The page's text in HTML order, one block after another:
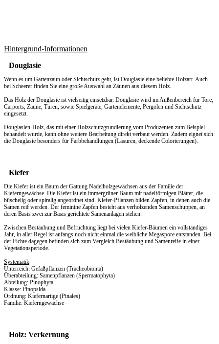
Hintergrund-Informationen
Douglasie
Wenn es um Gartenzaun oder Sichtschutz geht, ist Douglasie eine beliebte Holzart. Auch
bei Scheerer finden Sie eine große Auswahl an Zäunen aus diesem Holz.
Das Holz der Douglasie ist vielseitig einsetzbar. Douglasie wird im Außenbereich für Tore,
Carports, Zäune, Türen, sowie Spielgeräte, Gartenelemente, Pergolen und Sichtschutz
eingesetzt.
Douglasien-Holz, das mit einer Holzschutzgrundierung vom Produzenten zum Beispiel
behandelt wurde, kann ohne weitere Bearbeitung direkt verbaut werden. Zudem eignet sich
die Douglasie besonders für Farbbehandlungen (Lasuren, deckende Colorierungen).
Kiefer
Die Kiefer ist ein Baum der Gattung Nadelholzgewächsen aus der Familie der
Kieferngewächse. Die Kiefer ist ein immergrüner Baum mit nadelförmigen Blätter, die
büschelig oder spiralig angeordnet sind. Kiefer-Pflanzen bilden Zapfen, in denen auch die
Samen reif werden. Der feminine Zapfen besteht aus verholzenden Samenschuppen, an
deren Basis zwei zur Basis gerichtete Samenanlagen stehen.
Zwischen Bestäubung und Befruchtung liegt bei vielen Kiefer-Bäumen ein vollständiges
Jahr, in aller Regel ist anfangs noch nicht einmal die weibliche Megaspore entstanden. Bei
der Fichte dagegen befinden sich zum Vergleich Bestäubung und Samenreife in einer
Vegetationsperiode.
Systematik
Unterreich: Gefäßpflanzen (Tracheobionta)
Überabteilung: Samenpflanzen (Spermatophyta)
Abteilung: Pinophyta
Klasse: Pinopsida
Ordnung: Kiefernartige (Pinales)
Familie: Kieferngewächse
Holz: Verkernung